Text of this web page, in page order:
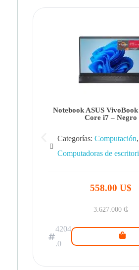
Notebook ASUS
Core i7 – Negro
Categorías: Computación,
Computadoras de
558.00 U$
3.627.000 ₲
4204
.0